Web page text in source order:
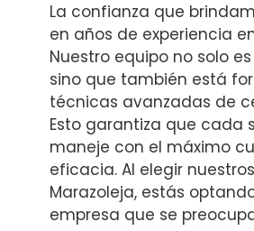
La confianza que
en años de experiencia
Nuestro equipo no solo
sino que también está
técnicas avanzadas de
Esto garantiza que cada
maneje con el máximo
eficacia. Al elegir
Marazoleja, estás
empresa que se